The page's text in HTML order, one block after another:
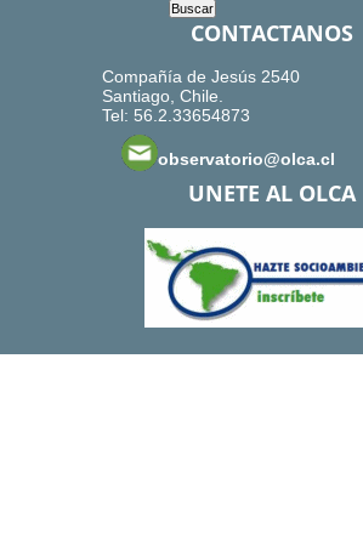
CONTACTANOS
Compañía de Jesús 2540
Santiago, Chile.
Tel: 56.2.33654873
observatorio@olca.cl
UNETE AL OLCA